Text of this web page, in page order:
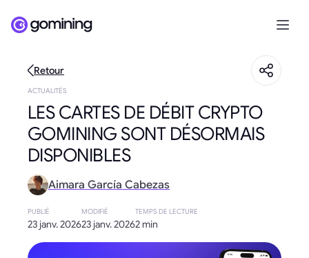
Retour
ACTUALITÉS
LES CARTES DE DÉBIT CRYPTO
GOMINING SONT DÉSORMAIS
DISPONIBLES
Aimara García Cabezas
PUBLIÉ
23 janv. 2026
MODIFIÉ
23 janv. 2026
TEMPS DE LECTURE
2 min